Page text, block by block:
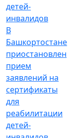
В
Башкортостане
приостановлен
прием
заявлений на
сертификаты
для
реабилитации
детей-